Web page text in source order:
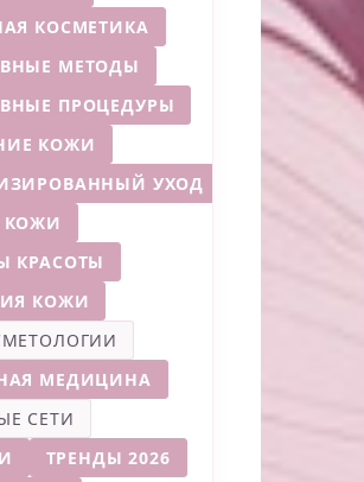
КОСМЕТИКА
МЕТОДЫ
ПРОЦЕДУРЫ
КОЖИ
УХОД
КОЖИ
КРАСОТЫ
КОЖИ
МЕДИЦИНА
СЕТИ
ТРЕНДЫ 2026